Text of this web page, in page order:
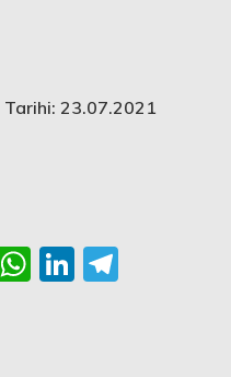
Tarihi: 23.07.2021
WhatsApp
LinkedIn